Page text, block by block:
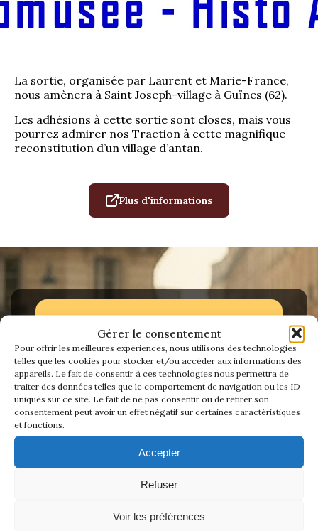
Gérer le consentement
Pour offrir les meilleures expériences, nous utilisons des technologies
telles que les cookies pour stocker et/ou accéder aux informations des
appareils. Le fait de consentir à ces technologies nous permettra de
traiter des données telles que le comportement de navigation ou les ID
uniques sur ce site. Le fait de ne pas consentir ou de retirer son
consentement peut avoir un effet négatif sur certaines caractéristiques
et fonctions.
Accepter
Refuser
Voir les préférences
L’assurance
Liens
La Revue
La traction
La Traction des
membres
Présentation 7
Présentation 15 six
Evolution 7 et 11 -
1934/1941
Evolution 11 –
1945/1952
Evolution 11 –
La 15/6 G –
1938/1947
La 15/6 D –
La sortie, organisée par Laurent et Marie-France,
nous amènera à Saint Joseph-village à Guïnes (62).
Les adhésions à cette sortie sont closes, mais vous
pourrez admirer nos Traction à cette magnifique
reconstitution d’un village d’antan.
Plus d'informations
ADHÉREZ DÈS MAINTENANT
Rejoindre La Traction Universelle, c'est bien plus
qu'adhérer à un club.
C'est rejoindre une famille de passionnés qui
entretient l'âme d'une voiture mythique.
Ensemble, nous faisons vivre une histoire
authentique — celle d'un savoir-faire, d'un style,
et d'un esprit de liberté qui ne s'invente pas.
Adhérer en ligne